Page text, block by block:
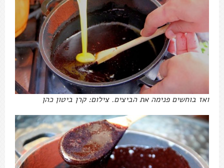
ואז בוחשים פנימה את הביצים. צילום: קרן ביטון כהן